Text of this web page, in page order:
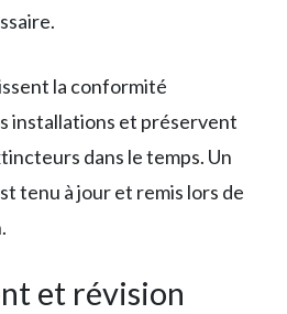
la conformité
installations et préservent
dans le temps. Un
tenu à jour et remis lors de
et révision